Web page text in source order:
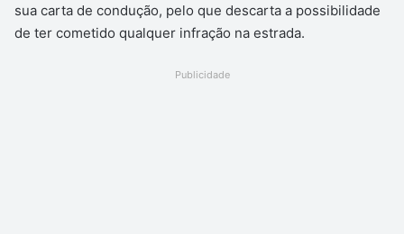
sua carta de condução, pelo que descarta a possibilidade
de ter cometido qualquer infração na estrada.
Publicidade